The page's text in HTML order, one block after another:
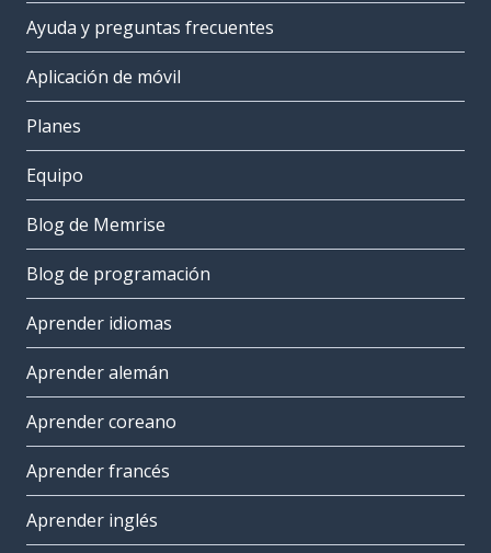
Ayuda y preguntas frecuentes
Aplicación de móvil
Planes
Equipo
Blog de Memrise
Blog de programación
Aprender idiomas
Aprender alemán
Aprender coreano
Aprender francés
Aprender inglés